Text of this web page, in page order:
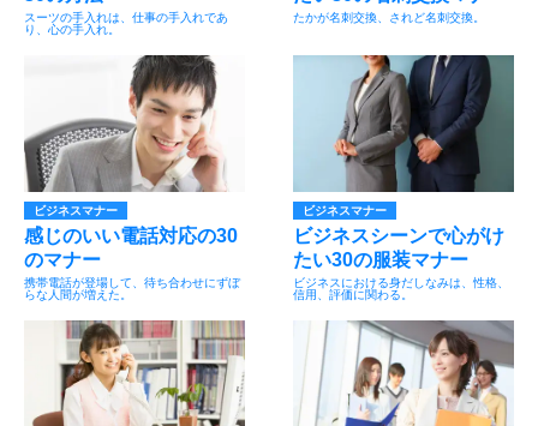
スーツの手入れは、仕事の手入れであ
り、心の手入れ。
たかが名刺交換、されど名刺交換。
ビジネスマナー
感じのいい電話対応の30
のマナー
携帯電話が登場して、待ち合わせにずぼ
らな人間が増えた。
ビジネスマナー
ビジネスシーンで心がけ
たい30の服装マナー
ビジネスにおける身だしなみは、性格、
信用、評価に関わる。